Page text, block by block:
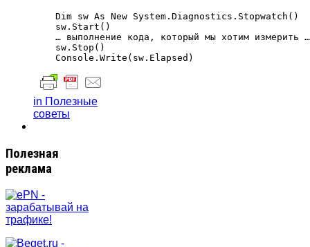
    Dim sw As New System.Diagnostics.Stopwatch()
    sw.Start()
    … выполнение кода, который мы хотим измерить …
    sw.Stop()
in Полезные
советы
Полезная
реклама